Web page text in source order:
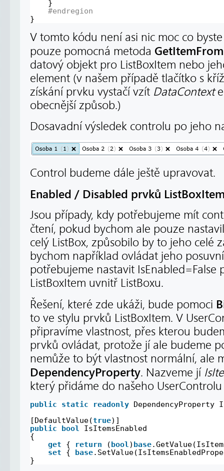
}
#endregion
}
V tomto kódu není asi nic moc co
pouze pomocná metoda
datový objekt pro ListBoxItem nebo
element (v našem případě tlačítko s
získání prvku vystačí vzít DataContext
obecnější způsob.)
Dosavadní výsledek controlu po jeho
Control budeme dále ještě upravovat.
Enabled / Disabled prvků
Jsou případy, kdy potřebujeme mít
čtení, pokud bychom ale pouze
celý ListBox, způsobilo by to jeho celé
bychom například ovládat jeho
potřebujeme nastavit IsEnabled=False
ListBoxItem uvnitř ListBoxu.
Řešení, které zde ukáži, bude pomoci
to ve stylu prvků ListBoxItem. V
připravíme vlastnost, přes kterou
prvků ovládat, protože jí ale budeme
nemůže to být vlastnost normální, ale
DependencyProperty. Nazveme jí
který přidáme do našeho
public static readonly DependencyProperty
[DefaultValue(true)]
public
bool
IsItemsEnabled
{
get
{ return (bool ) base
set
{ base
}